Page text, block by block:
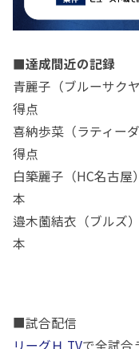
■達成間近の記録
青麗子（ブルーサク
得点
喜納歩菜（ラティー
得点
白築麗子（HC名古
本
邉木薗結衣（ブルズ
本
■試合配信